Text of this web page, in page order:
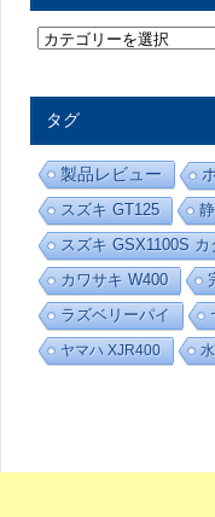
趣
味
屋
カ
テ
ゴ
リ
ー
タグ
製品レビュー
スズキ GT125
スズキ GSX1100S カ
カワサキ W400
ラズベリーパイ
ヤマハ XJR400